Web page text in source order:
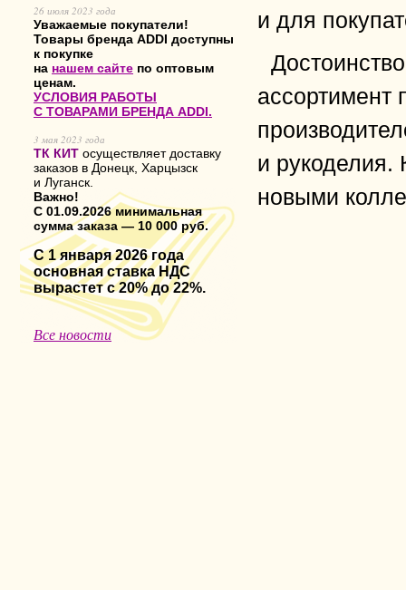
26 июля 2023 года
Уважаемые покупатели!
Товары бренда ADDI доступны
к покупке
на нашем сайте по оптовым
ценам.
УСЛОВИЯ РАБОТЫ
С ТОВАРАМИ БРЕНДА ADDI.
3 мая 2023 года
ТК КИТ осуществляет доставку
заказов в Донецк, Харцызск
и Луганск.
Важно!
С 01.09.2026 минимальная
сумма заказа — 10 000 руб.
С 1 января 2026 года
основная ставка НДС
вырастет с 20% до 22%.
Все новости
и для
ассортимент
и рукоделия.
новыми